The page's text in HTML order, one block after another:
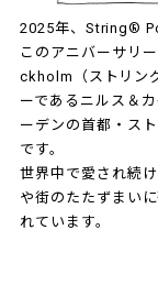
2025年、String®
このアニバーサリ
ckholm（ストリン
ーであるニルス＆
ーデンの首都・ス
です。
世界中で愛され続
や街のたたずまい
れています。